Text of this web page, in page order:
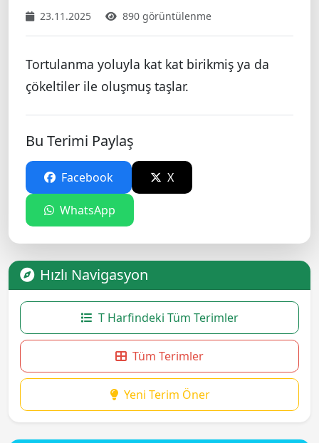
23.11.2025 890 görüntülenme
Tortulanma yoluyla kat kat birikmiş ya da
çökeltiler ile oluşmuş taşlar.
Bu Terimi Paylaş
Facebook X
WhatsApp
Hızlı Navigasyon
T Harfindeki Tüm Terimler
Tüm Terimler
Yeni Terim Öner